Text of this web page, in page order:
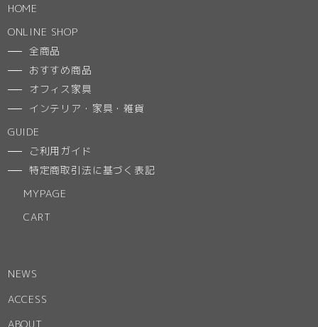
HOME
ONLINE SHOP
全商品
おすすめ商品
オフィス家具
インテリア・家具・雑貨
GUIDE
ご利用ガイド
特定商取引法に基づく表記
MYPAGE
CART
NEWS
ACCESS
ABOUT